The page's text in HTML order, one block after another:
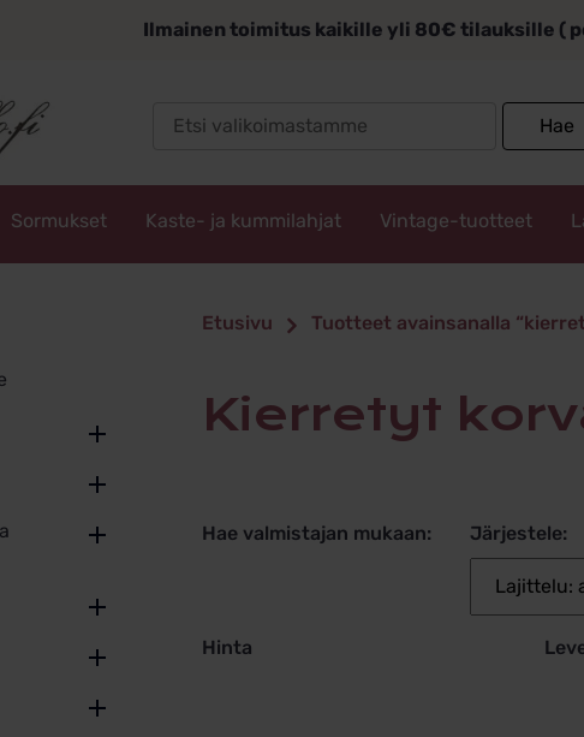
Ilmainen toimitus kaikille yli 80€ tilauksille (
Hae
Sormukset Kaste- ja kummilahjat Vintage-tuotteet
Etusivu Tuotteet avainsanalla
kierretyt
Hae valmistajan mukaan: Järjestele:
Hinta